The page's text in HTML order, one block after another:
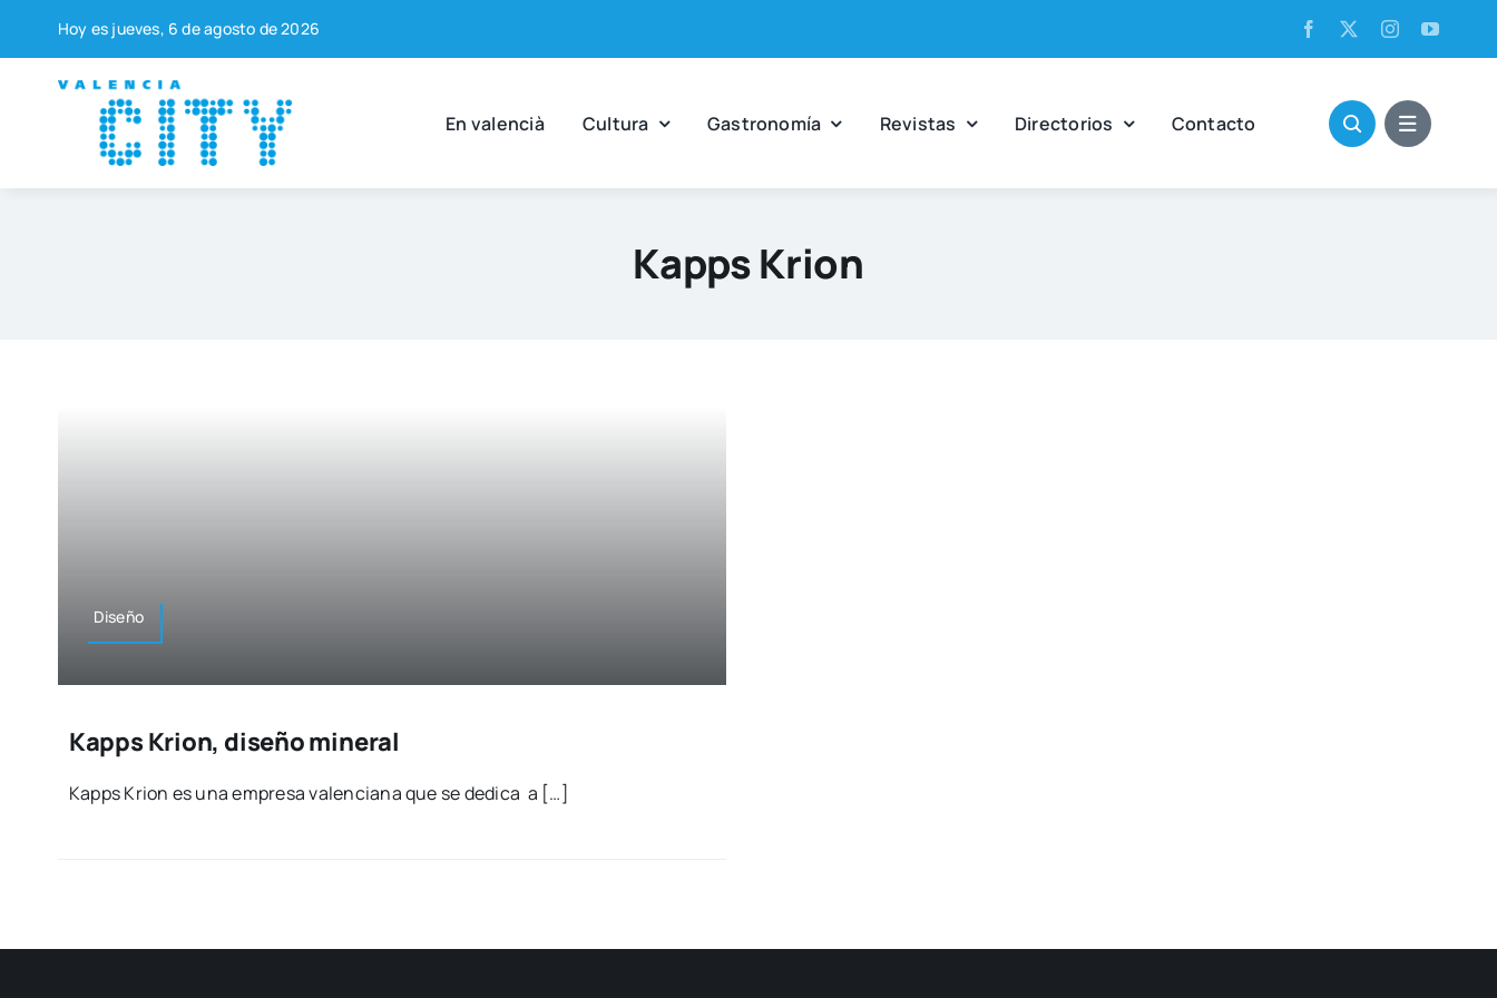
contenido
Hoy es jue­ves, 6 de agos­to de 2026
En valen­cià Cul­tu­ra Gas­tro­no­mía Revis­tas Direc­to­rios Con­tac­to
Kapps Krion
Dise­ño
Kapps Krion, diseño mineral
Kapps Krion es una empre­sa valen­cia­na que se dedi­ca a […]